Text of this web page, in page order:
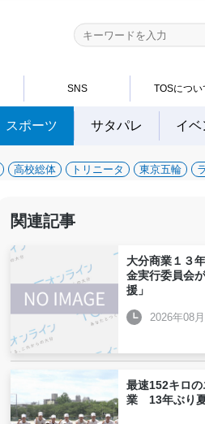
SNS TOSについ
スポーツ サタパレ イベ
高校総体 トリニータ 東京五輪
関連記事
大分商業１３
金実行委員会
援」
2026年08
最速152キロ
業 13年ぶり